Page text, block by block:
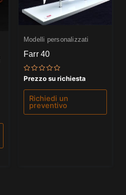
Modelli personalizzati
Farr 40
Valutato
0
su
Prezzo su richiesta
Richiedi un
preventivo